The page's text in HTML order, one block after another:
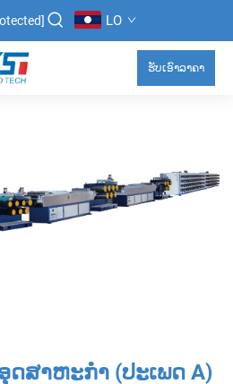
LO
ຮັບເອົາລາຄາ
ດສາຫະກໍາ (ປະເພດ A)